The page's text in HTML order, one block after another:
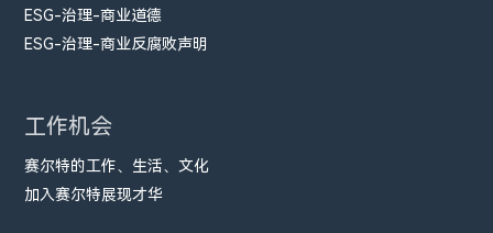
ESG-治理-商业道德
ESG-治理-商业反腐败声明
工作机会
赛尔特的工作、生活、文化
加入赛尔特展现才华